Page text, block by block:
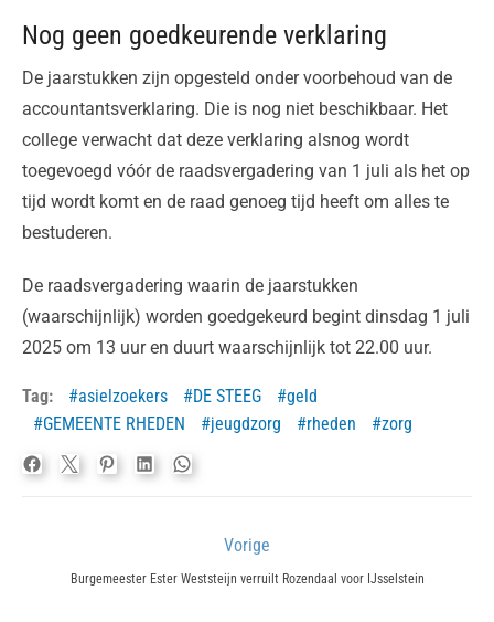
Nog geen goedkeurende verklaring
De jaarstukken zijn opgesteld onder voorbehoud van de
accountantsverklaring. Die is nog niet beschikbaar. Het
college verwacht dat deze verklaring alsnog wordt
toegevoegd vóór de raadsvergadering van 1 juli als het op
tijd wordt komt en de raad genoeg tijd heeft om alles te
bestuderen.
De raadsvergadering waarin de jaarstukken
(waarschijnlijk) worden goedgekeurd begint dinsdag 1 juli
2025 om 13 uur en duurt waarschijnlijk tot 22.00 uur.
Tag: asielzoekers DE STEEG
geld
GEMEENTE RHEDEN
jeugdzorg rheden zorg
navigatie
Vorige
Previous
Burgemeester Ester Weststeijn verruilt Rozendaal voor IJsselstein